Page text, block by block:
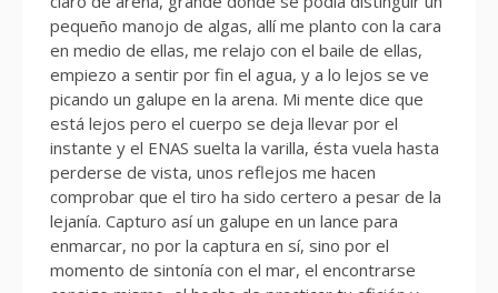
pequeño manojo de algas, allí me planto con la cara
en medio de ellas, me relajo con el baile de ellas,
empiezo a sentir por fin el agua, y a lo lejos se ve
picando un galupe en la arena. Mi mente dice que
está lejos pero el cuerpo se deja llevar por el
instante y el ENAS suelta la varilla, ésta vuela hasta
perderse de vista, unos reflejos me hacen
comprobar que el tiro ha sido certero a pesar de la
lejanía. Capturo así un galupe en un lance para
enmarcar, no por la captura en sí, sino por el
momento de sintonía con el mar, el encontrarse